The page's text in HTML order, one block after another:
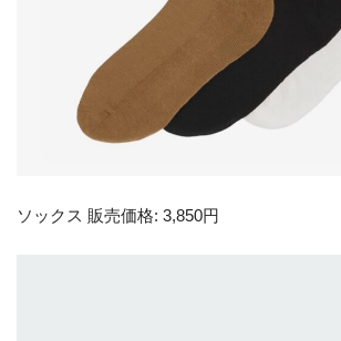
ソックス 販売価格: 3,850円